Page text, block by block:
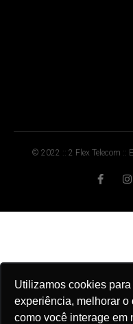
Utilizamos cookies
experiência, melhorar
como você interage em
© 2022 :: 2 Flex Telecom ::